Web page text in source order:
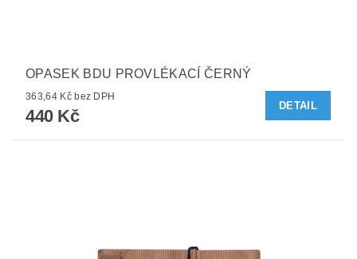
OPASEK BDU PROVLÉKACÍ ČERNÝ
363,64 Kč bez DPH
440 Kč
DETAIL